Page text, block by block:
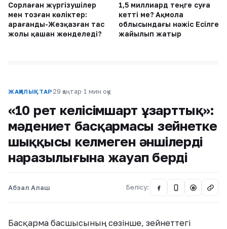
Сорлаған жүргізушілер
мен тозған көліктер:
Қарағанды-Жезқазған тас
жолы қашан жөнделеді?
1,5 миллиард теңге суға
кетті ме? Ақмола
облысындағы нәжіс Есілге
жайылып жатыр
ЖАҢАЛЫҚТАР 29 қаңтар·1 мин оқу
«10 рет келісімшарт ұзарттық»:
мәдениет басқармасы зейнетке
шыққысы келмеген әншілердің
наразылығына жауап берді
Абзал Алаш Бөлісу: @
Басқарма басшысының сөзінше, зейнеттегі